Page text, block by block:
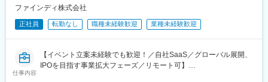
・オンラインイベントの運営・施工ディレクション（準備段階か
ら当日まで、多数の協力会社と連携しながら、イベントを創り上
げます）
（1）ステージ演出・進行指揮
（2）会場連携・当日運営準備
（3）会期中の全体指揮 等
ファインディ株式会社
正社員 転勤なし 職種未経験歓迎 業種未経験歓迎
仕事内容
【イベント立案未経験でも歓迎！／自社SaaS／グローバル展開、
IPOを目指す事業拡大フェーズ／リモート可】